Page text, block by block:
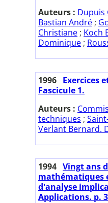
Auteurs : Dupuis
Bastian André ;
Christiane ; Koch
Dominique ;
1996 Exercices
Fascicule 1.
Auteurs :
techniques ;
Verlant Bernard.
1994 Vingt ans
mathématiques
d'analyse
Applications. p.